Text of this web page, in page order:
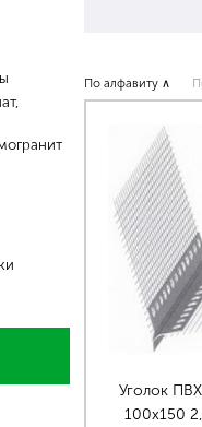
По алфавиту ∧
Уголок
100х150